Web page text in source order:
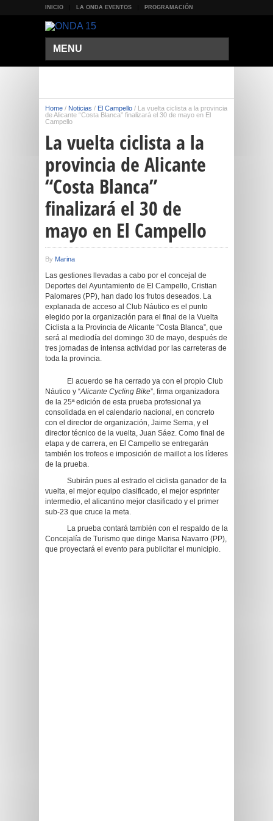
INICIO LA ONDA EVENTOS PROGRAMACIÓN
MENU
Home / Noticias / El Campello / La vuelta ciclista a la provincia
de Alicante “Costa Blanca” finalizará el 30 de mayo en El
Campello
La vuelta ciclista a la
provincia de Alicante
“Costa Blanca”
finalizará el 30 de
mayo en El Campello
By Marina
Las gestiones llevadas a cabo por el concejal de
Deportes del Ayuntamiento de El Campello, Cristian
Palomares (PP), han dado los frutos deseados. La
explanada de acceso al Club Náutico es el punto
elegido por la organización para el final de la Vuelta
Ciclista a la Provincia de Alicante “Costa Blanca”, que
será al mediodía del domingo 30 de mayo, después de
tres jornadas de intensa actividad por las carreteras de
toda la provincia.
El acuerdo se ha cerrado ya con el propio Club
Náutico y “Alicante Cycling Bike”, firma organizadora
de la 25ª edición de esta prueba profesional ya
consolidada en el calendario nacional, en concreto
con el director de organización, Jaime Serna, y el
director técnico de la vuelta, Juan Sáez. Como final de
etapa y de carrera, en El Campello se entregarán
también los trofeos e imposición de maillot a los líderes
de la prueba.
Subirán pues al estrado el ciclista ganador de la
vuelta, el mejor equipo clasificado, el mejor esprinter
intermedio, el alicantino mejor clasificado y el primer
sub-23 que cruce la meta.
La prueba contará también con el respaldo de la
Concejalía de Turismo que dirige Marisa Navarro (PP),
que proyectará el evento para publicitar el municipio.